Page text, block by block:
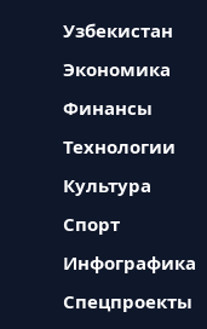
Узбекистан
Экономика
Финансы
Технологии
Культура
Спорт
Инфографика
Спецпроекты